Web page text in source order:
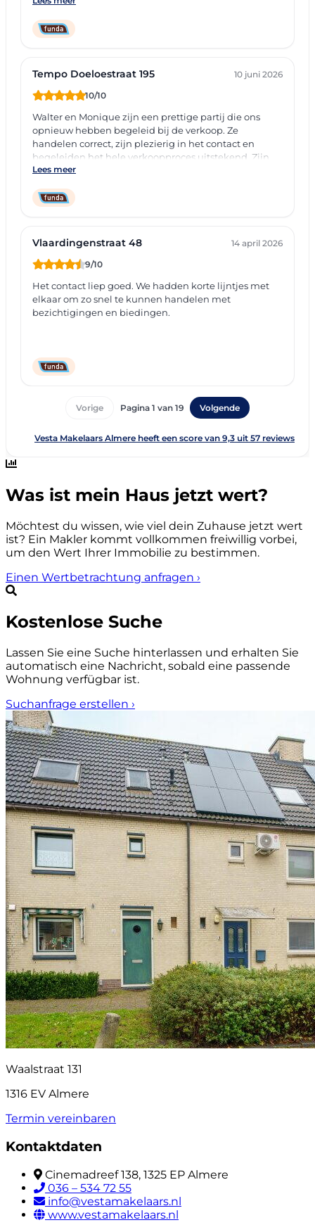
Was ist mein Haus jetzt wert?
Möchtest du wissen, wie viel dein Zuhause jetzt wert
ist? Ein Makler kommt vollkommen freiwillig vorbei,
um den Wert Ihrer Immobilie zu bestimmen.
Einen Wertbetrachtung anfragen ›
Kostenlose Suche
Lassen Sie eine Suche hinterlassen und erhalten Sie
automatisch eine Nachricht, sobald eine passende
Wohnung verfügbar ist.
Suchanfrage erstellen ›
Waalstraat 131
1316 EV Almere
Termin vereinbaren
Kontaktdaten
Cinemadreef 138, 1325 EP Almere
036 – 534 72 55
info@vestamakelaars.nl
www.vestamakelaars.nl